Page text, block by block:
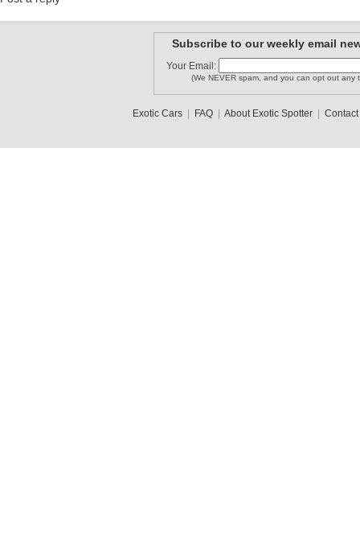
Subscribe to our weekly email
Your Email:
(We NEVER spam, and you can opt out any
Exotic Cars| FAQ| About Exotic Spotter| Contact